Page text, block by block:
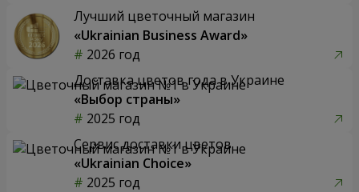
Лучший цветочный магазин
«Ukrainian Business Award»
2026 год
Доставка цветов года в Украине
«Выбор страны»
2025 год
Сервис доставки цветов
«Ukrainian Choice»
2025 год